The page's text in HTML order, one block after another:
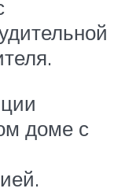
доме с